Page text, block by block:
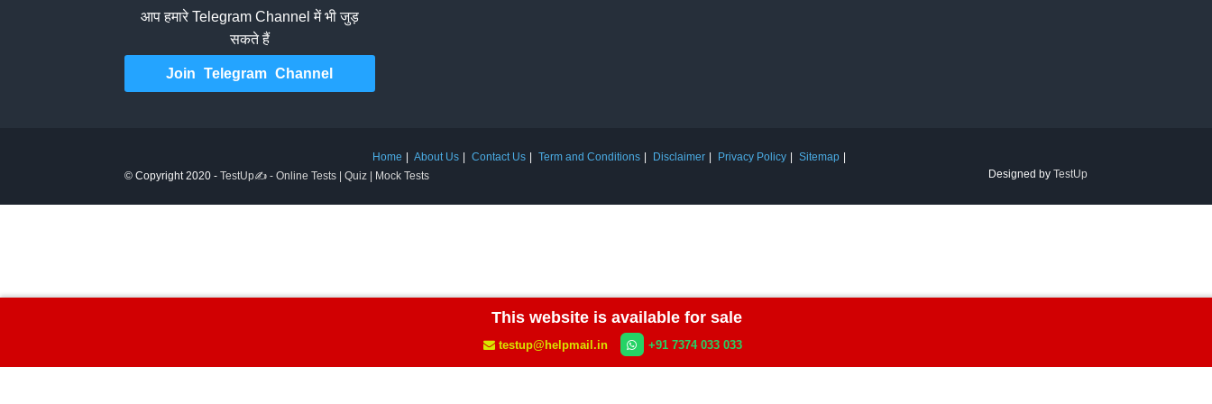
This website is available for sale
testup@helpmail.in +91 7374 033 033
आप हमारे Telegram Channel में भी जुड़
सकते हैं
Join Telegram Channel
Home About Us Contact Us Term and Conditions Disclaimer Privacy Policy
Sitemap
© Copyright 2020 - TestUp✍️ - Online Tests | Quiz | Mock Tests Designed by TestUp